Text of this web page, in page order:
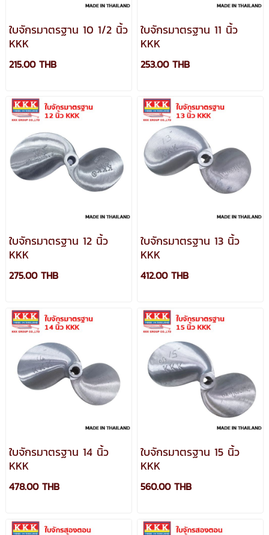
ใบจักรมาตรฐาน 10 1/2 นิ้ว
KKK
215.00 THB
ใบจักรมาตรฐาน 11 นิ้ว
KKK
253.00 THB
ใบจักรมาตรฐาน 12 นิ้ว
KKK
275.00 THB
ใบจักรมาตรฐาน 13 นิ้ว
KKK
412.00 THB
ใบจักรมาตรฐาน 14 นิ้ว
KKK
478.00 THB
ใบจักรมาตรฐาน 15 นิ้ว
KKK
560.00 THB